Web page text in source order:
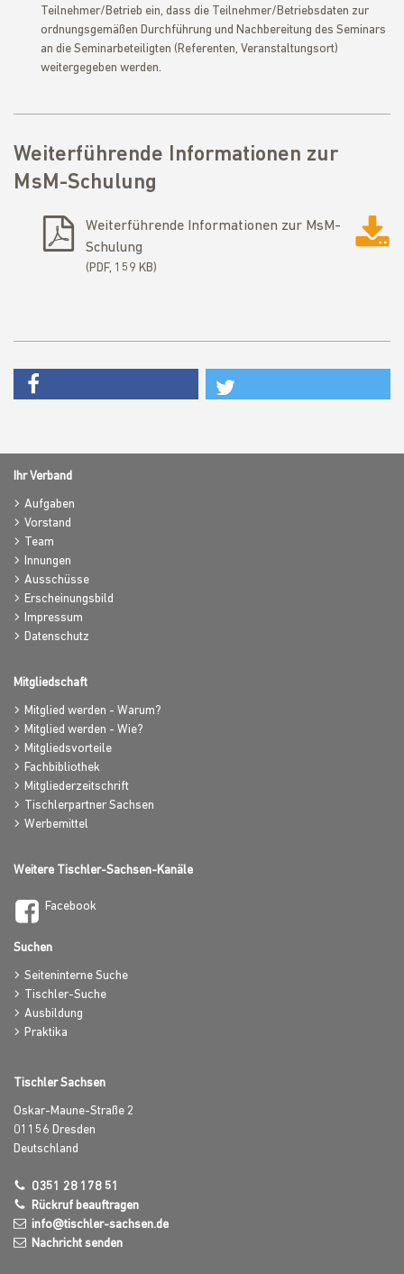
Teilnehmer/Betrieb ein, dass die Teilnehmer/Betriebsdaten zur
ordnungsgemäßen Durchführung und Nachbereitung des Seminars
an die Seminarbeteiligten (Referenten, Veranstaltungsort)
weitergegeben werden.
Weiterführende Informationen zur
MsM-Schulung
Weiterführende Informationen zur MsM-
Schulung
PDF, 159 KB
Ihr Verband
Aufgaben
Vorstand
Team
Innungen
Ausschüsse
Erscheinungsbild
Impressum
Datenschutz
Mitgliedschaft
Mitglied werden - Warum?
Mitglied werden - Wie?
Mitgliedsvorteile
Fachbibliothek
Mitgliederzeitschrift
Tischlerpartner Sachsen
Werbemittel
Weitere Tischler-Sachsen-Kanäle
Facebook
Suchen
Seiteninterne Suche
Tischler-Suche
Ausbildung
Praktika
Tischler Sachsen
Oskar-Maune-Straße 2
01156 Dresden
Deutschland
0351 28 178 51
Rückruf beauftragen
info@tischler-sachsen.de
Nachricht senden